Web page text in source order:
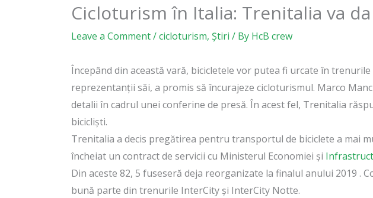
Cicloturism în Italia: Trenitalia va
Leave a Comment/cicloturism, Știri / By HcB crew
Începând din această vară, bicicletele vor putea fi urcate în
reprezentanții săi, a promis să încurajeze cicloturismul. Marco
detalii în cadrul unei conferine de presă. În acest fel, Trenitalia
bicicliști.
Trenitalia a decis pregătirea pentru transportul de biciclete a mai
încheiat un contract de servicii cu Ministerul Economiei și
Din aceste 82, 5 fuseseră deja reorganizate la finalul anului 2019 .
bună parte din trenurile InterCity și InterCity Notte.